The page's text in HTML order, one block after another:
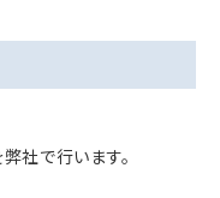
社で行います。